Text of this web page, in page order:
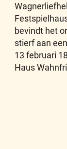
bevindt het
stierf aan
13 februari
Haus